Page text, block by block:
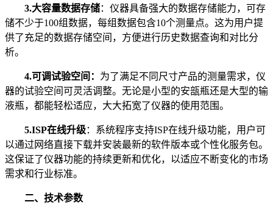
3.大容量数据存储：仪器具备强大的数据存储能力，可存
储不少于100组数据，每组数据包含10个测量点。这为用户提
供了充足的数据存储空间，方便进行历史数据查询和对比分
析。
4.可调试验空间： 为了满足不同尺寸产品的测量需求，仪
器的试验空间可灵活调整。无论是小型的安瓿瓶还是大型的输
液瓶，都能轻松适应，大大拓宽了仪器的使用范围。
5.ISP在线升级：系统程序支持ISP在线升级功能，用户可
以通过网络直接下载并安装最新的软件版本或个性化服务包。
这保证了仪器功能的持续更新和优化，以适应不断变化的市场
需求和行业标准。
二、技术参数